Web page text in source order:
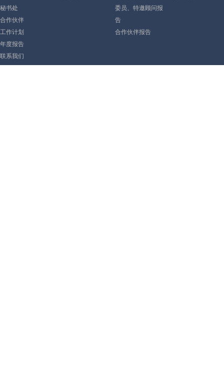
秘书处
合作伙伴
工作计划
年度报告
联系我们
委员、特邀顾问报
告
合作伙伴报告